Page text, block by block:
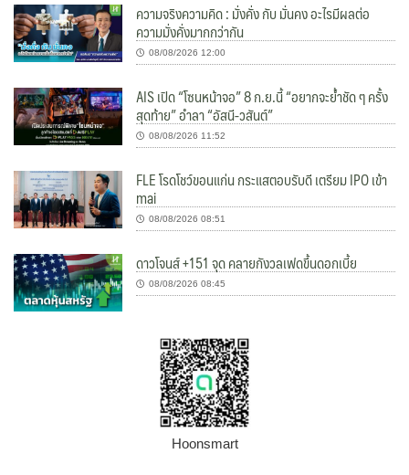
ความจริงความคิด : มั่งคั่ง กับ มั่นคง อะไรมีผลต่อ
ความมั่งคั่งมากกว่ากัน
08/08/2026 12:00
AIS เปิด “โซนหน้าจอ” 8 ก.ย.นี้ “อยากจะย้ำชัด ๆ ครั้ง
สุดท้าย” อำลา “อัสนี-วสันต์”
08/08/2026 11:52
FLE โรดโชว์ขอนแก่น กระแสตอบรับดี เตรียม IPO เข้า
mai
08/08/2026 08:51
ดาวโจนส์ +151 จุด คลายกังวลเฟดขึ้นดอกเบี้ย
08/08/2026 08:45
Hoonsmart